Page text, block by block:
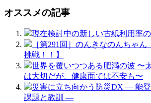
オススメの記事
現在検討中の新しい古紙利用率
［第291回］のんきなのんちゃ
挑戦！！】
世界を覆いつつある肥満の波 〜
は大切だが、健康面では不安も〜
災害に立ち向かう防災DX ― 能
課題と教訓 ―